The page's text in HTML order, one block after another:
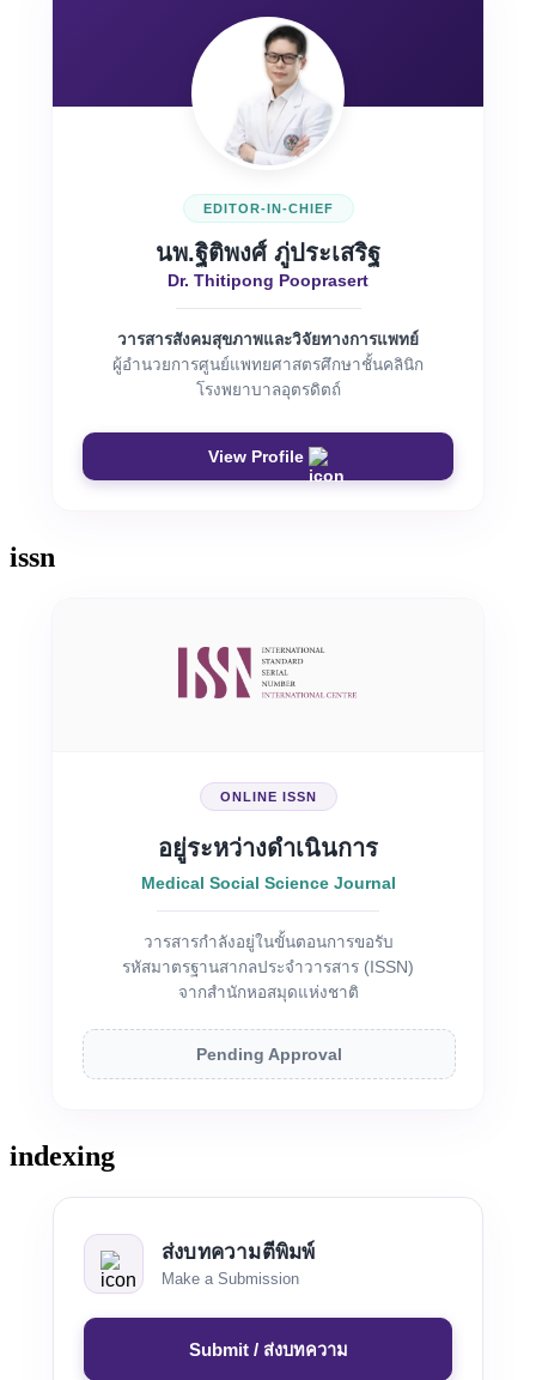
EDITOR-IN-CHIEF
นพ.ฐิติพงศ์ ภู่ประเสริฐ
Dr. Thitipong Pooprasert
วารสารสังคมสุขภาพและวิจัยทางการแพทย์
ผู้อำนวยการศูนย์แพทยศาสตรศึกษาชั้นคลินิก
โรงพยาบาลอุตรดิตถ์
View Profile
issn
ONLINE ISSN
อยู่ระหว่างดำเนินการ
Medical Social Science Journal
วารสารกำลังอยู่ในขั้นตอนการขอรับ
รหัสมาตรฐานสากลประจำวารสาร (ISSN)
จากสำนักหอสมุดแห่งชาติ
Pending Approval
indexing
ส่งบทความตีพิมพ์
Make a Submission
Submit / ส่งบทความ